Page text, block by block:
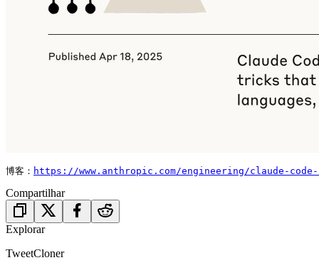
博客： https://www.anthropic.com/engineering/claude-
Compartilhar
Explorar
TweetCloner